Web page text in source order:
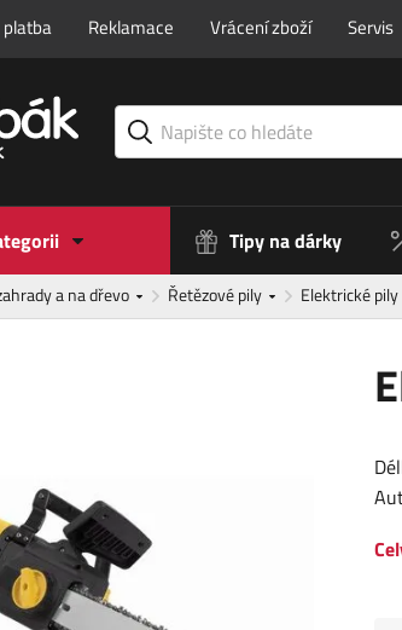
platba Reklamace Vrácení zboží Servis
Tipy na dárky
a na dřevo Řetězové pily Elektrické pily